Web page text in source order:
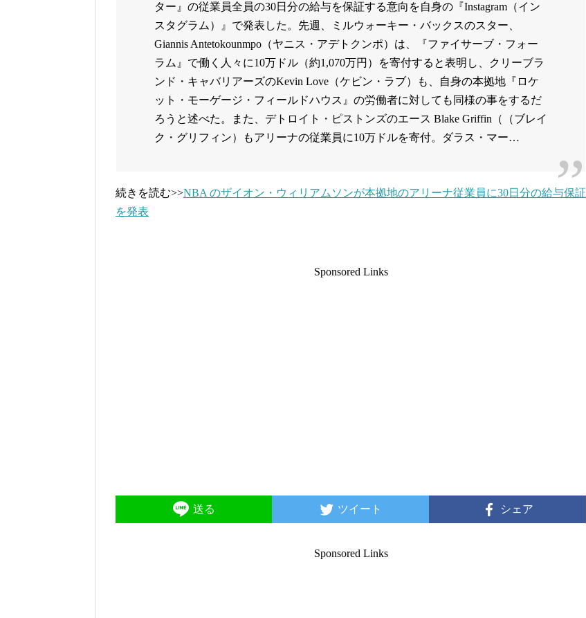
ター』の従業員全員の30日分の給与を保証する意向を自身の『Instagram（イン
スタグラム）』で発表した。先週、ミルウォーキー・バックスのスター、
Giannis Antetokounmpo（ヤニス・アデトクンポ）は、『ファイサーブ・フォー
ラム』で働く人々に10万ドル（約1,070万円）を寄付すると表明し、クリーブラ
ンド・キャバリアーズのKevin Love（ケビン・ラブ）も、自身の本拠地『ロケ
ット・モーゲージ・フィールドハウス』の労働者に対しても同様の事をするだ
ろうと述べた。また、デトロイト・ピストンズのエース Blake Griffin（（ブレイ
ク・グリフィン）もアリーナの従業員に10万ドルを寄付。ダラス・マー…
続きを読む>>NBA のザイオン・ウィリアムソンが本拠地のアリーナ従業員に30日分の給与保証
を発表
Sponsored Links
送る ツイート シェア
Sponsored Links